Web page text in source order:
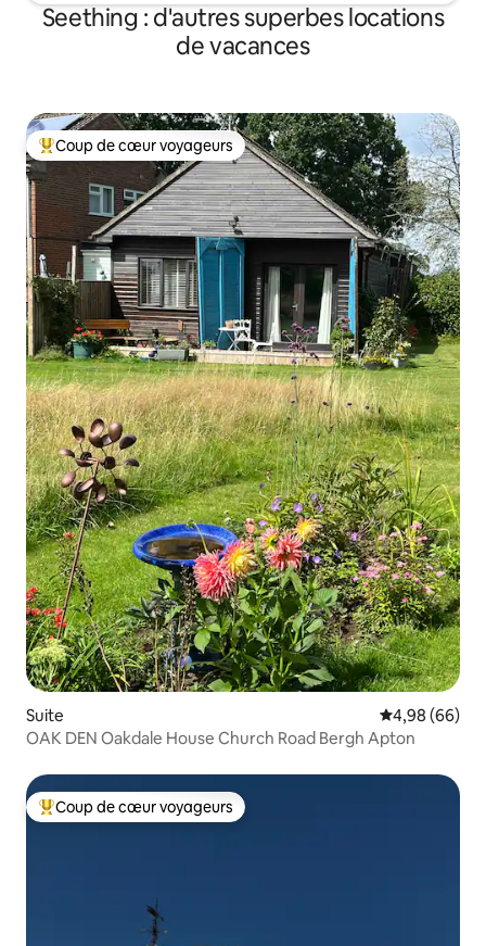
Seething : d'autres superbes locations
de vacances
Coups de cœur voyageurs les plus appréciés
Coup de cœur voyageurs
Suite Évaluation
4,98 (66)
OAK DEN Oakdale House Church Road Bergh Apton
Coups de cœur voyageurs les plus appréciés
Coup de cœur voyageurs